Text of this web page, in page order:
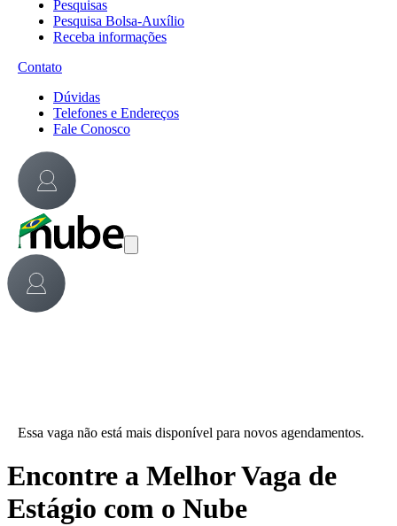
Pesquisas
Pesquisa Bolsa-Auxílio
Receba informações
Contato
Dúvidas
Telefones e Endereços
Fale Conosco
Essa vaga não está mais disponível para novos agendamentos.
Encontre a Melhor Vaga de
Estágio com o Nube